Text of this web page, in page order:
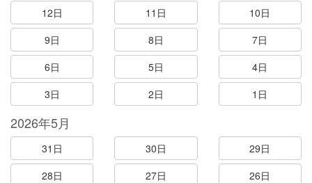
12日
11日
10日
9日
8日
7日
6日
5日
4日
3日
2日 1日
2026年5月
31日 30日
29日
28日
27日
26日